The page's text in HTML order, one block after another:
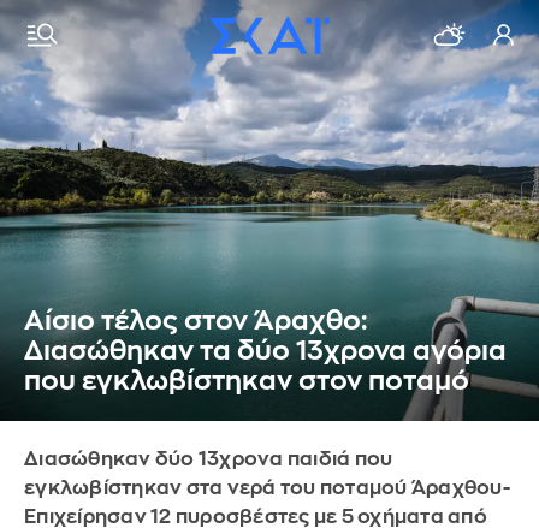
Αίσιο τέλος στον Άραχθο:
Διασώθηκαν τα δύο 13χρονα αγόρια
που εγκλωβίστηκαν στον ποταμό
Διασώθηκαν δύο 13χρονα παιδιά που
εγκλωβίστηκαν στα νερά του ποταμού Άραχθου-
Επιχείρησαν 12 πυροσβέστες με 5 οχήματα από